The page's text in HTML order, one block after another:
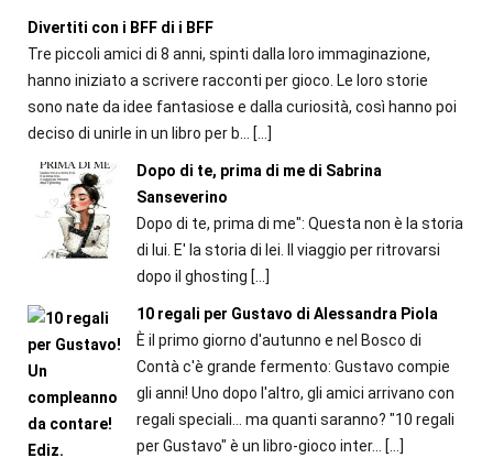
Divertiti con i BFF di i BFF
Tre piccoli amici di 8 anni, spinti dalla loro immaginazione,
hanno iniziato a scrivere racconti per gioco. Le loro storie
sono nate da idee fantasiose e dalla curiosità, così hanno poi
deciso di unirle in un libro per b...
[…]
Dopo di te, prima di me di Sabrina
Sanseverino
Dopo di te, prima di me": Questa non è la storia
di lui. E' la storia di lei. Il viaggio per ritrovarsi
dopo il ghosting […]
10 regali per Gustavo di Alessandra Piola
È il primo giorno d'autunno e nel Bosco di
Contà c'è grande fermento: Gustavo compie
gli anni! Uno dopo l'altro, gli amici arrivano con
regali speciali... ma quanti saranno? "10 regali
per Gustavo" è un libro-gioco inter...
[…]